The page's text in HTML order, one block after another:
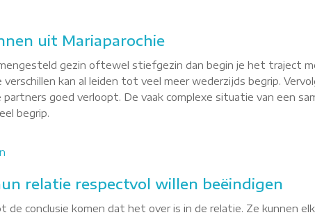
uit Mariaparochie
gezin oftewel stiefgezin dan begin je het traject
kan al leiden tot veel meer wederzijds begrip.
goed verloopt. De vaak complexe situatie van een
begrip.
relatie respectvol willen beëindigen
conclusie komen dat het over is in de relatie. Ze kunnen